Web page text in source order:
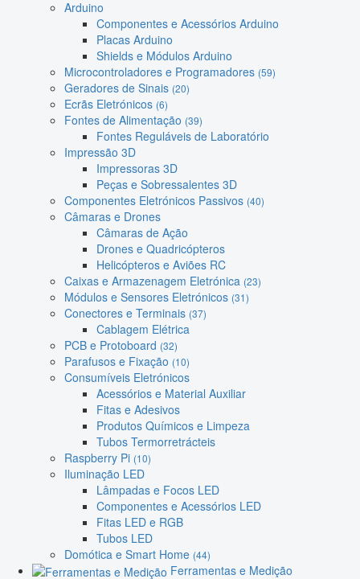
Arduino
Componentes e Acessórios Arduino
Placas Arduino
Shields e Módulos Arduino
Microcontroladores e Programadores (59)
Geradores de Sinais (20)
Ecrãs Eletrónicos (6)
Fontes de Alimentação (39)
Fontes Reguláveis de Laboratório
Impressão 3D
Impressoras 3D
Peças e Sobressalentes 3D
Componentes Eletrónicos Passivos (40)
Câmaras e Drones
Câmaras de Ação
Drones e Quadricópteros
Helicópteros e Aviões RC
Caixas e Armazenagem Eletrónica (23)
Módulos e Sensores Eletrónicos (31)
Conectores e Terminais (37)
Cablagem Elétrica
PCB e Protoboard (32)
Parafusos e Fixação (10)
Consumíveis Eletrónicos
Acessórios e Material Auxiliar
Fitas e Adesivos
Produtos Químicos e Limpeza
Tubos Termorretrácteis
Raspberry Pi (10)
Iluminação LED
Lâmpadas e Focos LED
Componentes e Acessórios LED
Fitas LED e RGB
Tubos LED
Domótica e Smart Home (44)
Ferramentas e Medição